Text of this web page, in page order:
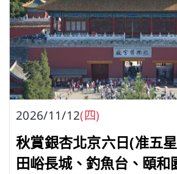
2026/11/12(四)
秋賞銀杏北京六日(准五
田峪長城、釣魚台、頤和